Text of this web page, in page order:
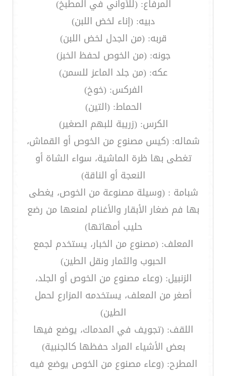
المرفاع: (للأواني في المطبخ)
دبيه: (إناء لخض اللبن)
قربه: (من الجدل لخض اللبن)
جونه: (من الخوص لحفظ الخبز)
عكه: (من جلد الماعز للسمن)
الفركس: (خوخ)
الحماط: (التين)
الكرس: (زريبة للبهم الصغير)
شماله: (كيس مصنوع من الخوص أو القماش،
تغطى بها ظرة الماشية، سواء الشاة أو
النعجة أو الناقة)
شبامة : (وسيلة مصنوعة من الخوص، يغطى
بها فم ضغار الأبقار والأغنام لمنعها من رضع
حليب أمهاتها)
المعلف: (مصنوع من الخبار، يستخدم لجمع
الحبوب والثمار ونقل الطين)
الزنبيل: (وعاء مصنوع من الخوص أو الجلد،
أصغر من المعلف، يستخدمه المزارع لحمل
الطين)
اللقف: (تجويف في المدماك، يوضع فيها
بعض الأشياء المراد حفظها كالجنبية)
المطرح: (وعاء مصنوع من الخوص يوضع فيه